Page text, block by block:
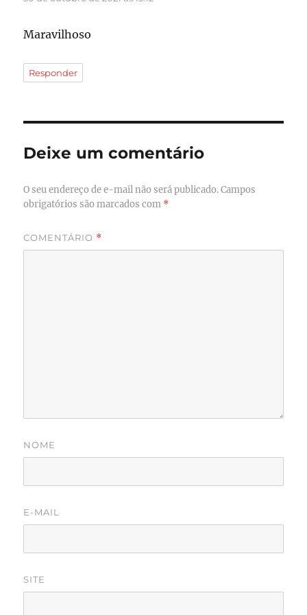
Maravilhoso
Responder
Deixe um comentário
O seu endereço de e-mail não será publicado. Campos
obrigatórios são marcados com *
COMENTÁRIO *
NOME
E-MAIL
SITE